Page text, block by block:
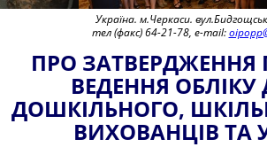
Україна. м.Черкаси.
тел (факс) 64-21-78, e-mail:
ПРО ЗАТВЕРДЖЕННЯ
ВЕДЕННЯ ОБЛІКУ
ДОШКІЛЬНОГО,
ВИХОВАНЦІВ ТА